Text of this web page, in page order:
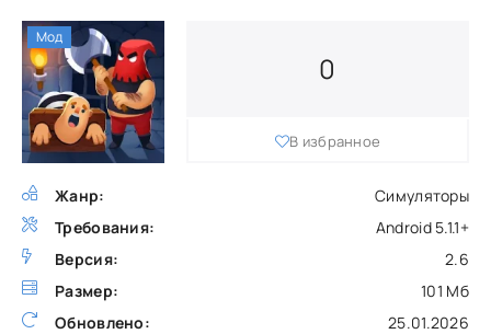
Жанр:
Симуляторы
Требования:
Android 5.1.1+
Версия:
2.6
Размер:
101 Мб
Обновлено:
25.01.2026
0
В избранное
Мод